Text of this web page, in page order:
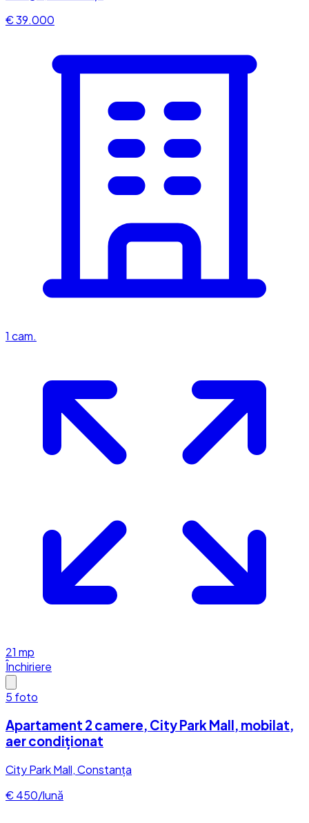
€ 39.000
1 cam.
21 mp
Închiriere
5 foto
Apartament 2 camere, City Park Mall, mobilat,
aer condiționat
City Park Mall, Constanța
€ 450/lună